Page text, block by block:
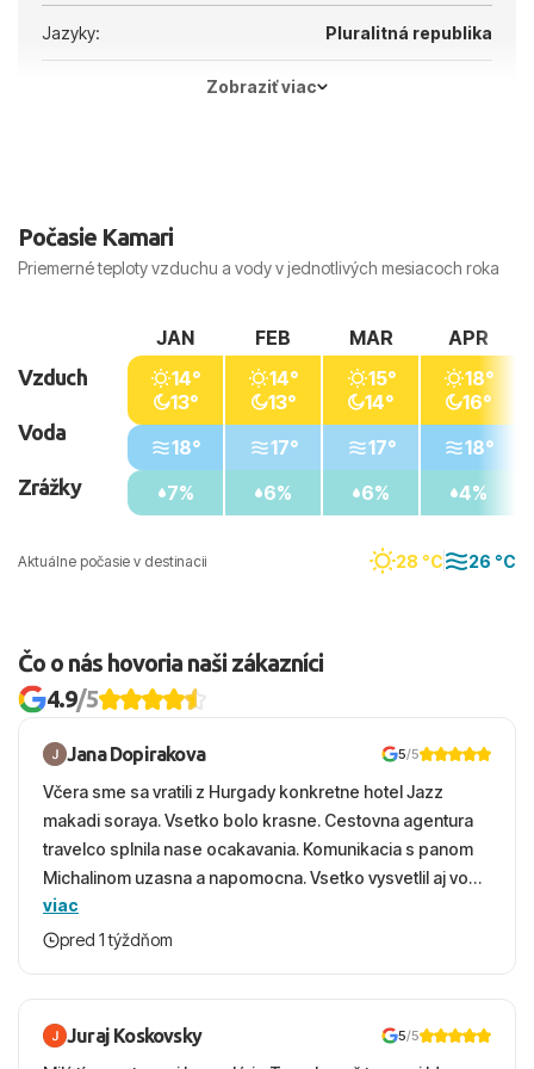
Jazyky: Pluralitná republika
Zobraziť viac
Počasie Kamari
Priemerné teploty vzduchu a vody v jednotlivých mesiacoch roka
Aktuálne počasie v destinacii 28 °C 26 °C
Vzduch
Voda
Zrážky
JAN
14°
13°
18°
7%
FEB
14°
13°
17°
6%
MAR
15°
14°
17°
6%
APR
18°
16°
18°
4%
Čo o nás hovoria naši zákazníci
4.9/5
Jana Dopirakova 5/5
Včera sme sa vratili z Hurgady konkretne hotel Jazz
makadi soraya. Vsetko bolo krasne. Cestovna agentura
travelco splnila nase ocakavania. Komunikacia s panom
Michalinom uzasna a napomocna. Vsetko vysvetlil aj vo
vecernych hodinach zaco sa ospravedlnujem. Hotel
krasny, cisty. Sluzby top. Strava, prostredie, more,
viac
pred 1 týždňom
Juraj Koskovsky 5/5